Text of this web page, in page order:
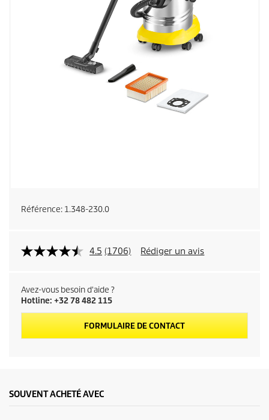
Référence: 1.348-230.0
4.5 (1706) Rédiger un avis
Avez-vous besoin d'aide ?
Hotline: +32 78 482 115
FORMULAIRE DE CONTACT
SOUVENT ACHETÉ AVEC